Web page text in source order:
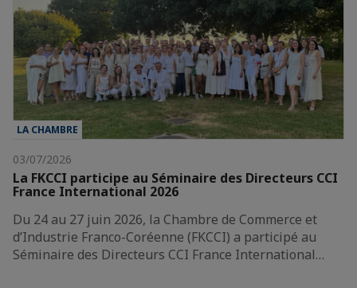
LA CHAMBRE
03/07/2026
La FKCCI participe au Séminaire des Directeurs CCI
France International 2026
Du 24 au 27 juin 2026, la Chambre de Commerce et
d’Industrie Franco-Coréenne (FKCCI) a participé au
Séminaire des Directeurs CCI France International…